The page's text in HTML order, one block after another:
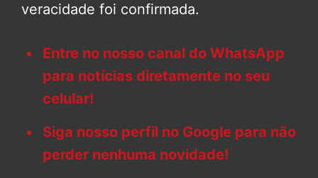
veracidade foi confirmada.
Entre no nosso canal do WhatsApp
para notícias diretamente no seu
celular!
Siga nosso perfil no Google para não
perder nenhuma novidade!